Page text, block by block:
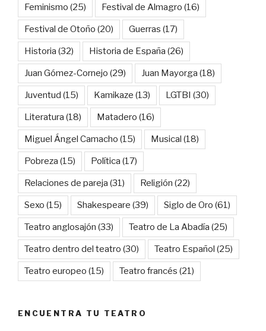
Feminismo (25) Festival de Almagro (16)
Festival de Otoño (20) Guerras (17)
Historia (32) Historia de España (26)
Juan Gómez-Cornejo (29) Juan Mayorga (18)
Juventud (15) Kamikaze (13) LGTBI (30)
Literatura (18) Matadero (16)
Miguel Ángel Camacho (15) Musical (18)
Pobreza (15) Política (17)
Relaciones de pareja (31) Religión (22)
Sexo (15) Shakespeare (39) Siglo de Oro (61)
Teatro anglosajón (33) Teatro de La Abadía (25)
Teatro dentro del teatro (30) Teatro Español (25)
Teatro europeo (15) Teatro francés (21)
ENCUENTRA TU TEATRO